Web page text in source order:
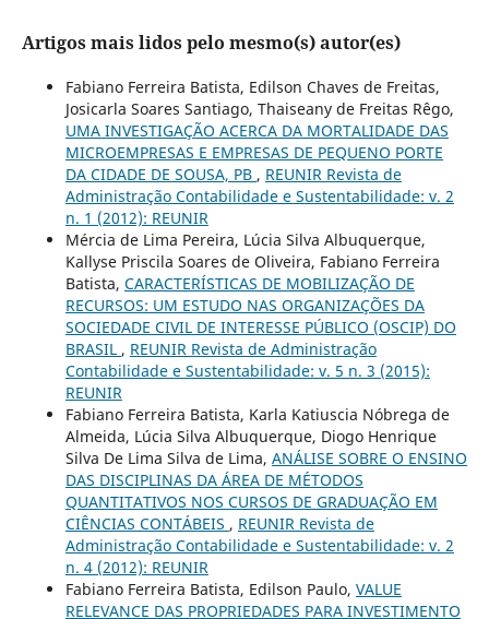
Artigos mais lidos pelo mesmo(s) autor(es)
Fabiano Ferreira Batista, Edilson Chaves de Freitas,
Josicarla Soares Santiago, Thaiseany de Freitas Rêgo,
UMA INVESTIGAÇÃO ACERCA DA MORTALIDADE DAS
MICROEMPRESAS E EMPRESAS DE PEQUENO PORTE
DA CIDADE DE SOUSA, PB , REUNIR Revista de
Administração Contabilidade e Sustentabilidade: v. 2
n. 1 (2012): REUNIR
Mércia de Lima Pereira, Lúcia Silva Albuquerque,
Kallyse Priscila Soares de Oliveira, Fabiano Ferreira
Batista, CARACTERÍSTICAS DE MOBILIZAÇÃO DE
RECURSOS: UM ESTUDO NAS ORGANIZAÇÕES DA
SOCIEDADE CIVIL DE INTERESSE PÚBLICO (OSCIP) DO
BRASIL , REUNIR Revista de Administração
Contabilidade e Sustentabilidade: v. 5 n. 3 (2015):
REUNIR
Fabiano Ferreira Batista, Karla Katiuscia Nóbrega de
Almeida, Lúcia Silva Albuquerque, Diogo Henrique
Silva De Lima Silva de Lima, ANÁLISE SOBRE O ENSINO
DAS DISCIPLINAS DA ÁREA DE MÉTODOS
QUANTITATIVOS NOS CURSOS DE GRADUAÇÃO EM
CIÊNCIAS CONTÁBEIS , REUNIR Revista de
Administração Contabilidade e Sustentabilidade: v. 2
n. 4 (2012): REUNIR
Fabiano Ferreira Batista, Edilson Paulo, VALUE
RELEVANCE DAS PROPRIEDADES PARA INVESTIMENTO